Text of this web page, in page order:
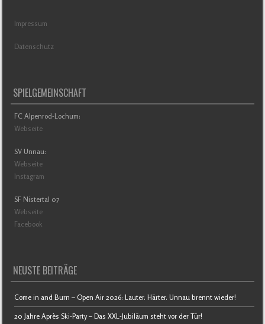
Impressum
Datenschutz
SPIELGEMEINSCHAFT
FC Alpenrod-Lochum:
Webseite
SV Unnau:
Webseite
Instagram
SF Nistertal 07
Webseite
Facebook
NEUSTE BEITRÄGE
Come in and Burn – Open Air 2026: Lauter. Härter. Unnau brennt wieder!
20 Jahre Après Ski-Party – Das XXL-Jubiläum steht vor der Tür!